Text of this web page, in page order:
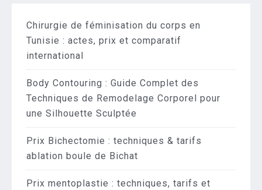
Chirurgie de féminisation du corps en
Tunisie : actes, prix et comparatif
international
Body Contouring : Guide Complet des
Techniques de Remodelage Corporel pour
une Silhouette Sculptée
Prix Bichectomie : techniques & tarifs
ablation boule de Bichat
Prix mentoplastie : techniques, tarifs et